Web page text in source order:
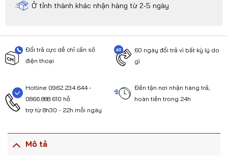
Ở tỉnh thành khác nhận hàng từ 2-5 ngày
Đổi trả cực dễ chỉ cần số
điện thoại
60 ngày đổi trả vì bất kỳ lý do
gì
Hotline 0962.234.644 -
0866.888.610 hỗ
trợ từ 8h30 - 22h mỗi ngày
Đến tận nơi nhận hàng trả,
hoàn tiền trong 24h
Mô tả